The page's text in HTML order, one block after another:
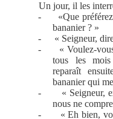
Un jour, il les
-
«Que
bananier ? »
-
« Seigneur,
-
« Voulez-
tous les
reparaît
bananier qui
-
« Seigneur,
nous ne
-
« Eh bien,